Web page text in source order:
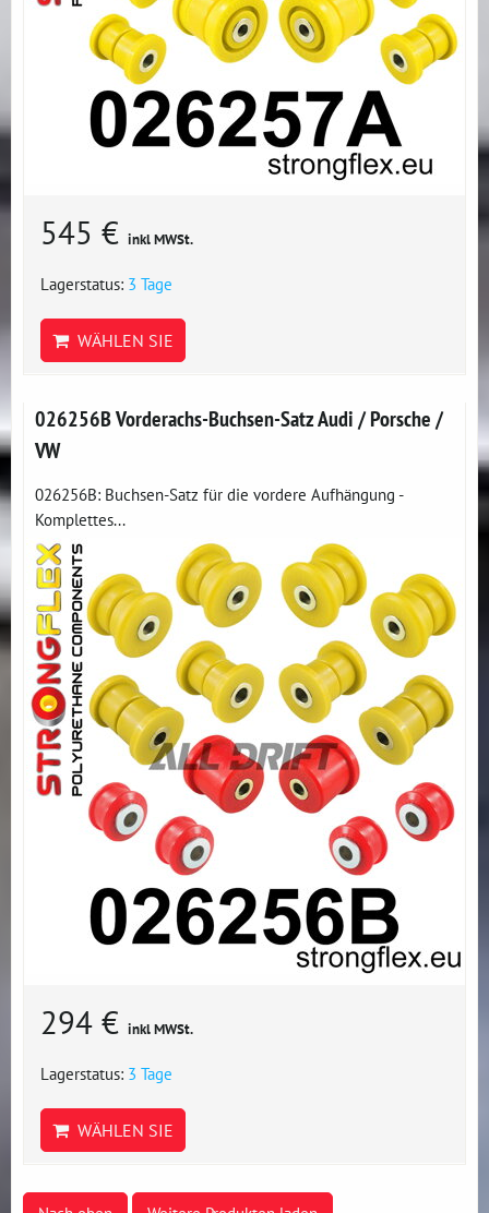
545 € inkl MWSt.
Lagerstatus: 3 Tage
WÄHLEN SIE
026256B Vorderachs-Buchsen-Satz Audi / Porsche /
VW
026256B: Buchsen-Satz für die vordere Aufhängung -
Komplettes...
294 € inkl MWSt.
Lagerstatus: 3 Tage
WÄHLEN SIE